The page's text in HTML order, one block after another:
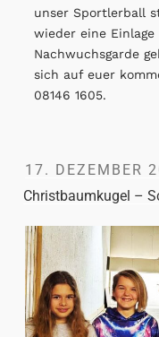
unser Sportlerball
wieder eine
Nachwuchsgarde
sich auf euer
08146 1605.
17. DEZEMBER
Christbaumkugel –